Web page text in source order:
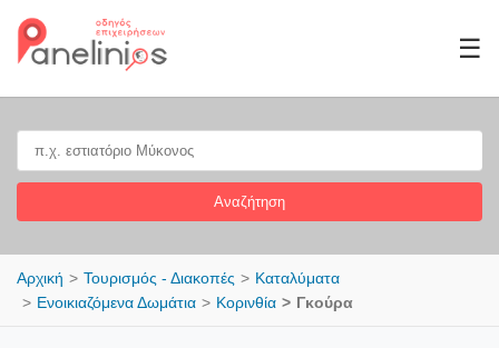
☰
Αναζήτηση
Αρχική Τουρισμός - Διακοπές
Καταλύματα
Ενοικιαζόμενα Δωμάτια
Κορινθία Γκούρα